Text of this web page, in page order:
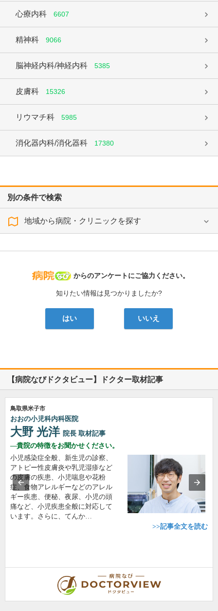
心療内科 6607
精神科 9066
脳神経内科/神経内科 5385
皮膚科 15326
リウマチ科 5985
消化器内科/消化器科 17380
別の条件で検索
地域から病院・クリニックを探す
病院なび
からのアンケートにご協力ください。
知りたい情報は見つかりましたか?
はい いいえ
【病院なびドクタビュー】ドクター取材記事
鳥取県米子市
おおの小児科内科医院
大野 光洋 院長 取材記事
貴院の特徴をお聞かせください。
小児感染症全般、新生児の診察、
アトピー性皮膚炎や乳児湿疹など
の皮膚の疾患、小児喘息や花粉
症、食物アレルギーなどのアレル
ギー疾患、便秘、夜尿、小児の頭
痛など、小児疾患全般に対応して
います。さらに、てんか…
>>記事全文を読む